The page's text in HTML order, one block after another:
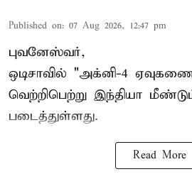
Published on: 07 Aug 2026, 12:47 pm
புவனேஸ்வர்,
ஒடிசாவில் "அக்னி-4
வெற்றிபெற்று இந்தியா
படைத்துள்ளது.
Read More